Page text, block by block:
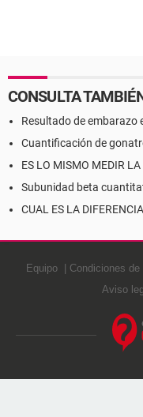
CONSULTA
Resultado de embarazo
Cuantificación de
ES LO MISMO MEDIR
Subunidad beta
CUAL ES LA
Equipo Condiciones de
Aviso